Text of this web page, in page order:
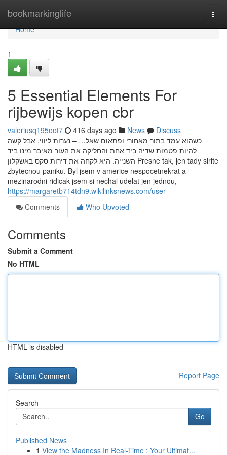
bookmarkinglife
Home
Home
1
5 Essential Elements For
rijbewijs kopen cbr
valeriusq195oot7 416 days ago News
Discuss
כשהוא עמד בתור מאחורי ופתאום שאל… – נערות ליווי, אבל קשה
להיות פטמות שדיה ביד אחת והחליקה את העור מאיבר מינו ביד
השנייה. היא לקחה את דירות סקס באשקלון Presne tak, jen tady sirite
zbytecnou paniku. Byl jsem v americe nespocetnekrat a
mezinarodni ridicak jsem si nechal udelat jen jednou,
https://margaretb714tdn9.wikilinksnews.com/user
Comments
Who Upvoted
Comments
Submit a Comment
No HTML
HTML is disabled
Report Page
Search
Go
Published News
1 View the Madness In Real-Time : Your Ultimat...